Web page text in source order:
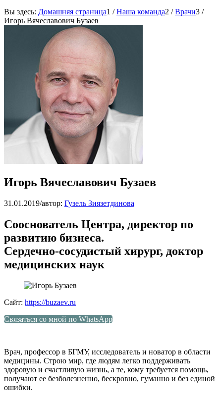
Вы здесь: Домашняя страница1 / Наша команда2 / Врачи3 /
Игорь Вячеславович Бузаев
Игорь Вячеславович Бузаев
31.01.2019/автор: Гузель Зиязетдинова
Сооснователь Центра, директор по
развитию бизнеса.
Сердечно-сосудистый хирург, доктор
медицинских наук
Сайт: https://buzaev.ru
Связаться со мной по WhatsApp
Врач, профессор в БГМУ, исследователь и новатор в области
медицины. Строю мир, где людям легко поддерживать
здоровую и счастливую жизнь, а те, кому требуется помощь,
получают ее безболезненно, бескровно, гуманно и без единой
ошибки.